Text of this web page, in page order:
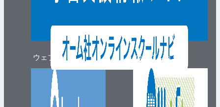
ウェブマガジン ウェブショップ